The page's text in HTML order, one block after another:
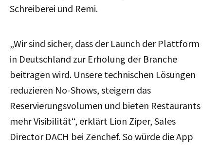
Schreiberei und Remi.
„Wir sind sicher, dass der Launch der Plattform
in Deutschland zur Erholung der Branche
beitragen wird. Unsere technischen Lösungen
reduzieren No-Shows, steigern das
Reservierungsvolumen und bieten Restaurants
mehr Visibilität“, erklärt Lion Ziper, Sales
Director DACH bei Zenchef. So würde die App